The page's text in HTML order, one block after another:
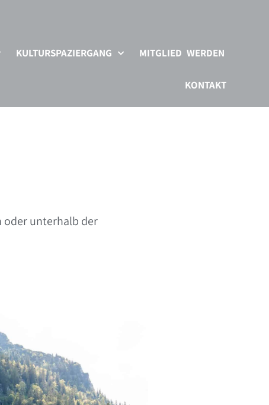
KULTURSPAZIERGANG MITGLIED WERDEN
KONTAKT
oder unterhalb der